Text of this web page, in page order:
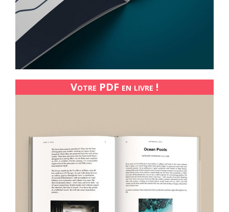
Votre PDF en livre !